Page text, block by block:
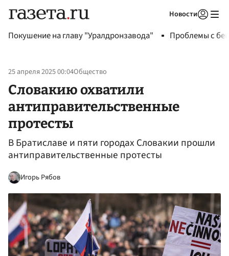
Новости
Покушение на главу "Уралдронзавода" Проблемы с
25 апреля 2025 00:04Общество
Словакию охватили
антиправительственные
протесты
В Братиславе и пяти городах Словакии прошли
антиправительственные протесты
Игорь Рябов